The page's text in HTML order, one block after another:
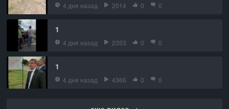
4 дня назад 2014 0 0
1
4 дня назад 2353 0 0
1
4 дня назад 4366 0 0